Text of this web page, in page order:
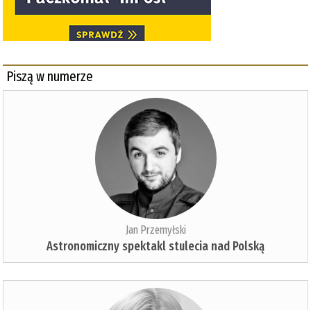
Piszą w numerze
Jan Przemyłski
Astronomiczny spektakl stulecia nad Polską